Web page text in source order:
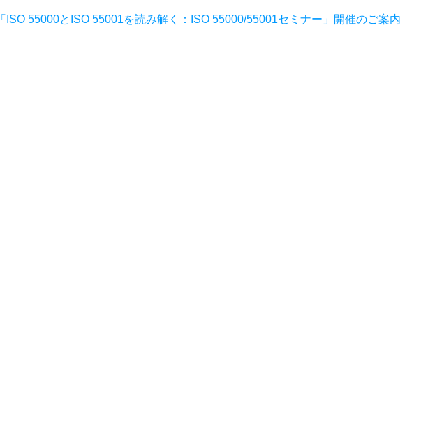
「ISO 55000とISO 55001を読み解く：ISO 55000/55001セミナー」開催のご案内